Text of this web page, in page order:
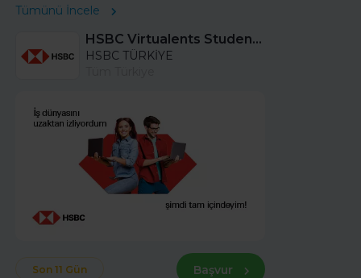
Tümünü İncele
HSBC Virtualents Student Program bu sene de devam ediyor!
HSBC TÜRKİYE
Son 11 Gün Başvur